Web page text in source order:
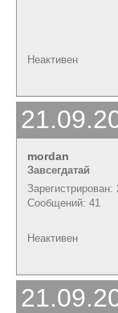
Неактивен
mordan
Завсегдатай
Зарегистрирован:
Сообщений: 41
Неактивен